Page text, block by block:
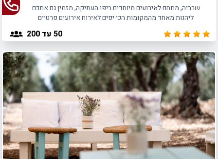
שרביה, מתחם לאירועים מיוחדים ביפו העתיקה, מזמין גם אתכם
ליהנות מאחד מהמקומות הכי יפים לאירוח אירועים פרטיים
50 עד 200